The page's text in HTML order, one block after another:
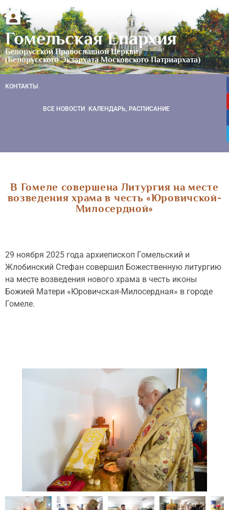
Гомельская Епархия
Белорусской Православной Церкви
(Белорусского Экзархата Московского Патриархата)
КОНТАКТЫ
ВСЕ НОВОСТИ КАЛЕНДАРЬ, РАСПИСАНИЕ
В Гомеле совершена Литургия на месте
возведения храма в честь «Юровичской-
Милосердной»
29 ноября 2025 года архиепископ Гомельский и
Жлобинский Стефан совершил Божественную литургию
на месте возведения нового храма в честь иконы
Божией Матери «Юровичская-Милосердная» в городе
Гомеле.